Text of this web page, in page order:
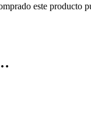
este producto